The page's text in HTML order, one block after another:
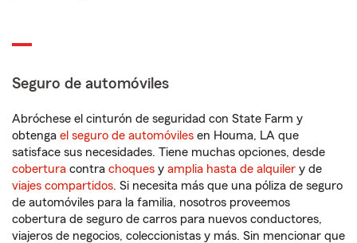
Seguro de automóviles
Abróchese el cinturón de seguridad con State Farm y
obtenga el seguro de automóviles en Houma, LA que
satisface sus necesidades. Tiene muchas opciones, desde
cobertura contra choques y amplia hasta de alquiler y de
viajes compartidos. Si necesita más que una póliza de seguro
de automóviles para la familia, nosotros proveemos
cobertura de seguro de carros para nuevos conductores,
viajeros de negocios, coleccionistas y más. Sin mencionar que